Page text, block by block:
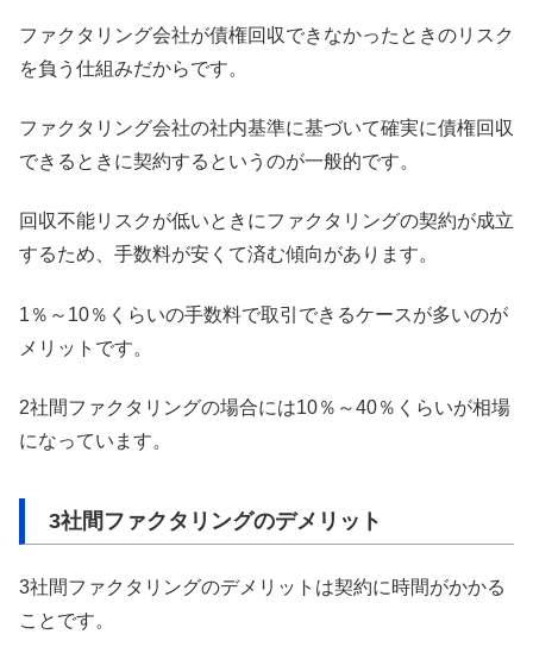
ファクタリング会社が債権回収できなかったときのリスク
を負う仕組みだからです。
ファクタリング会社の社内基準に基づいて確実に債権回収
できるときに契約するというのが一般的です。
回収不能リスクが低いときにファクタリングの契約が成立
するため、手数料が安くて済む傾向があります。
1％～10％くらいの手数料で取引できるケースが多いのが
メリットです。
2社間ファクタリングの場合には10％～40％くらいが相場
になっています。
3社間ファクタリングのデメリット
3社間ファクタリングのデメリットは契約に時間がかかる
ことです。